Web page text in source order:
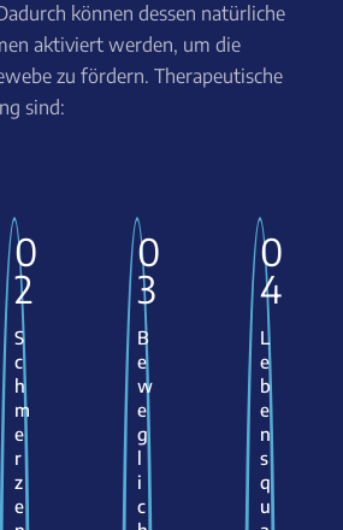
können dessen natürliche
aktiviert werden, um die
zu fördern. Therapeutische
sind:
0
2
S
c
h
m
e
r
z
e
0
3
B
e
w
e
g
i
c
0
4
L
e
b
e
n
s
q
u